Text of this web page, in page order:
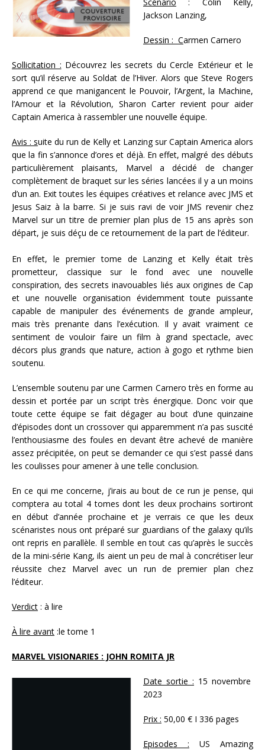
Jackson Lanzing,
Dessin : Carmen Carnero
Sollicitation : Découvrez les secrets du Cercle Extérieur et le
sort qu’il réserve au Soldat de l’Hiver. Alors que Steve Rogers
apprend ce que manigancent le Pouvoir, l’Argent, la Machine,
l’Amour et la Révolution, Sharon Carter revient pour aider
Captain America à rassembler une nouvelle équipe.
Avis : suite du run de Kelly et Lanzing sur Captain America alors
que la fin s’annonce d’ores et déjà. En effet, malgré des débuts
particulièrement plaisants, Marvel a décidé de changer
complètement de braquet sur les séries lancées il y a un moins
d’un an. Exit toutes les équipes créatives et relance avec JMS et
Jesus Saiz à la barre. Si je suis ravi de voir JMS revenir chez
Marvel sur un titre de premier plan plus de 15 ans après son
départ, je suis déçu de ce retournement de la part de l’éditeur.
En effet, le premier tome de Lanzing et Kelly était très
prometteur, classique sur le fond avec une nouvelle
conspiration, des secrets inavouables liés aux origines de Cap
et une nouvelle organisation évidemment toute puissante
capable de manipuler des événements de grande ampleur,
mais très prenante dans l’exécution. Il y avait vraiment ce
sentiment de vouloir faire un film à grand spectacle, avec
décors plus grands que nature, action à gogo et rythme bien
soutenu.
L’ensemble soutenu par une Carmen Carnero très en forme au
dessin et portée par un script très énergique. Donc voir que
toute cette équipe se fait dégager au bout d’une quinzaine
d’épisodes dont un crossover qui apparemment n’a pas suscité
l’enthousiasme des foules en devant être achevé de manière
assez précipitée, on peut se demander ce qui s’est passé dans
les coulisses pour amener à une telle conclusion.
En ce qui me concerne, j’irais au bout de ce run je pense, qui
comptera au total 4 tomes dont les deux prochains sortiront
en début d’année prochaine et je verrais ce que les deux
scénaristes nous ont préparé sur guardians of the galaxy qu’ils
ont repris en parallèle. Il semble en tout cas qu’après le succès
de la mini-série Kang, ils aient un peu de mal à concrétiser leur
réussite chez Marvel avec un run de premier plan chez
l’éditeur.
Verdict : à lire
À lire avant :le tome 1
MARVEL VISIONARIES : JOHN ROMITA JR
Date sortie : 15 novembre
2023
Prix : 50,00 € I 336 pages
Episodes : US Amazing